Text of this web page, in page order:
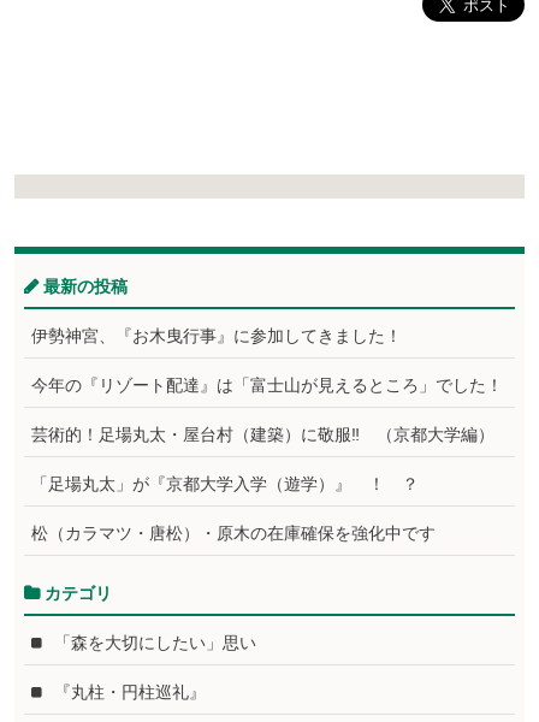
最新の投稿
伊勢神宮、『お木曳行事』に参加してきました！
今年の『リゾート配達』は「富士山が見えるところ」でした！
芸術的！足場丸太・屋台村（建築）に敬服‼ （京都大学編）
「足場丸太」が『京都大学入学（遊学）』 ！ ？
松（カラマツ・唐松）・原木の在庫確保を強化中です
カテゴリ
「森を大切にしたい」思い
『丸柱・円柱巡礼』